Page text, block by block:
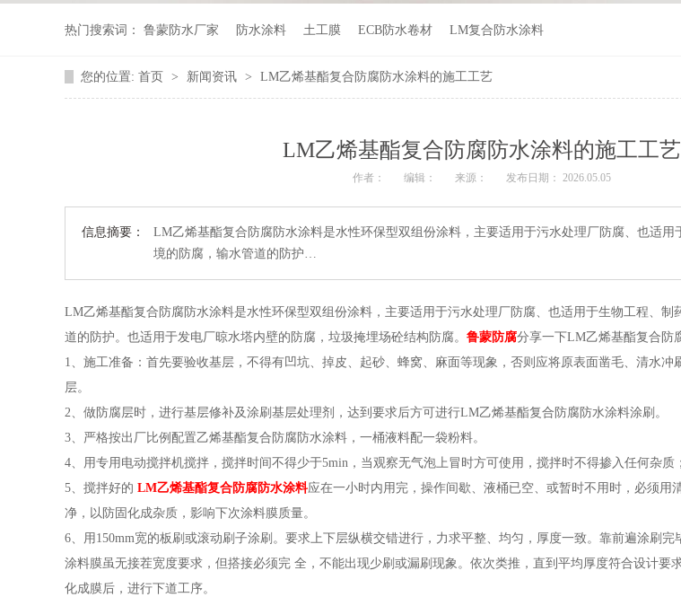
热门搜索词： 鲁蒙防水厂家 防水涂料 土工膜 ECB防水卷材 LM复合防水涂料
您的位置: 首页 > 新闻资讯 > LM乙烯基酯复合防腐防水涂料的施工工艺
LM乙烯基酯复合防腐防水涂料的施工工艺
作者： 编辑： 来源： 发布日期： 2026.05.05
信息摘要：
LM乙烯基酯复合防腐防水涂料是水性环保型双组份涂料，主要适用于污水处理厂防腐、也适用
境的防腐，输水管道的防护…
LM乙烯基酯复合防腐防水涂料是水性环保型双组份涂料，主要适用于污水处理厂防腐、也适用于生物工程、制
道的防护。也适用于发电厂晾水塔内壁的防腐，垃圾掩埋场砼结构防腐。 鲁蒙防腐分享一下LM乙烯基酯复合防
1、施工准备：首先要验收基层，不得有凹坑、掉皮、起砂、蜂窝、麻面等现象，否则应将原表面凿毛、清水冲
层。
2、做防腐层时，进行基层修补及涂刷基层处理剂，达到要求后方可进行LM乙烯基酯复合防腐防水涂料涂刷。
3、严格按出厂比例配置乙烯基酯复合防腐防水涂料，一桶液料配一袋粉料。
4、用专用电动搅拌机搅拌，搅拌时间不得少于5min，当观察无气泡上冒时方可使用，搅拌时不得掺入任何杂质；
5、搅拌好的 LM乙烯基酯复合防腐防水涂料应在一小时内用完，操作间歇、液桶已空、或暂时不用时，必须用
净，以防固化成杂质，影响下次涂料膜质量。
6、用150mm宽的板刷或滚动刷子涂刷。要求上下层纵横交错进行，力求平整、均匀，厚度一致。靠前遍涂刷
涂料膜虽无接茬宽度要求，但搭接必须完 全，不能出现少刷或漏刷现象。依次类推，直到平均厚度符合设计要
化成膜后，进行下道工序。